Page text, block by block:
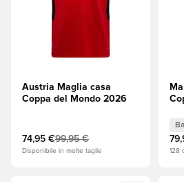
Austria Maglia casa
Coppa del Mondo 2026
74,95 €99,95 €
Disponibile in molte taglie 128